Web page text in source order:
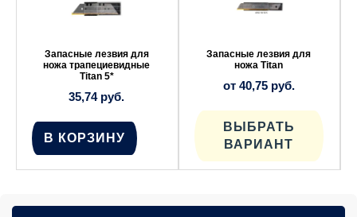
Запасные лезвия для
ножа трапециевидные
Titan 5*
35,74 руб.
В КОРЗИНУ
Запасные лезвия для
ножа Titan
от 40,75 руб.
ВЫБРАТЬ
ВАРИАНТ
несколько
выбрать
товара.